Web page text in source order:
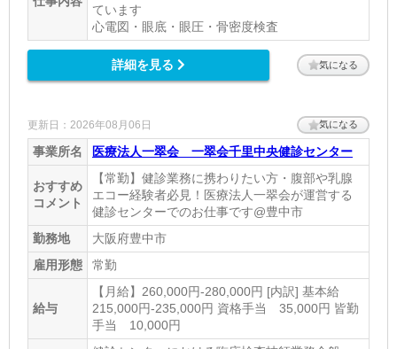
ています
心電図・眼底・眼圧・骨密度検査
詳細を見る 気になる
更新日：2026年08月06日 気になる
事業所名 医療法人一翠会 一翠会千里中央健診センター
おすすめ
コメント
【常勤】健診業務に携わりたい方・腹部や乳腺
エコー経験者必見！医療法人一翠会が運営する
健診センターでのお仕事です@豊中市
勤務地
大阪府豊中市
雇用形態
常勤
給与
【月給】260,000円‐280,000円 [内訳] 基本給
215,000円‐235,000円 資格手当 35,000円 皆勤
手当 10,000円